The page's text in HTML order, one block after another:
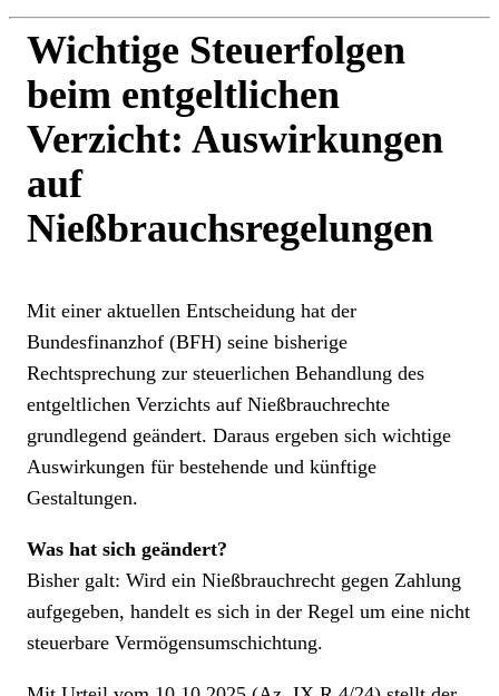
Wichtige Steuerfolgen
beim entgeltlichen
Verzicht: Auswirkungen
auf
Nießbrauchsregelungen
Mit einer aktuellen Entscheidung hat der
Bundesfinanzhof (BFH) seine bisherige
Rechtsprechung zur steuerlichen Behandlung des
entgeltlichen Verzichts auf Nießbrauchrechte
grundlegend geändert. Daraus ergeben sich wichtige
Auswirkungen für bestehende und künftige
Gestaltungen.
Was hat sich geändert?
Bisher galt: Wird ein Nießbrauchrecht gegen Zahlung
aufgegeben, handelt es sich in der Regel um eine nicht
steuerbare Vermögensumschichtung.